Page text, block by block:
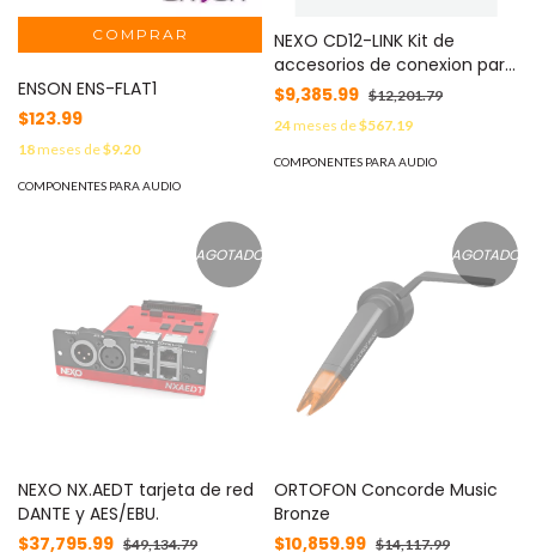
ENSON ENS-FLAT1
$123.99
18meses de$9.20
COMPONENTES PARA AUDIO
NEXO CD12-LINK Kit de
accesorios de conexion para
CD12
$9,385.99 $12,201.79
24meses de$567.19
COMPONENTES PARA AUDIO
AGOTADO
NEXO NX.AEDT tarjeta de red
DANTE y AES/EBU.
$37,795.99 $49,134.79
AGOTADO
ORTOFON Concorde Music
Bronze
$10,859.99 $14,117.99